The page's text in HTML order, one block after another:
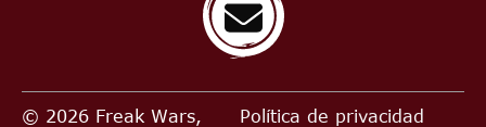
© 2026 Freak Wars,
Política de privacidad